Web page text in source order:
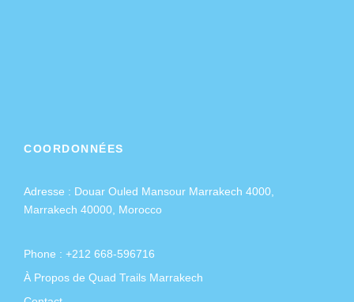
COORDONNÉES
Adresse : Douar Ouled Mansour Marrakech 4000,
Marrakech 40000, Morocco
Phone : +212 668-596716
À Propos de Quad Trails Marrakech